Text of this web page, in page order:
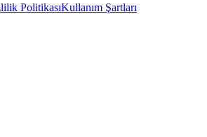
PolitikasıKullanım Şartları